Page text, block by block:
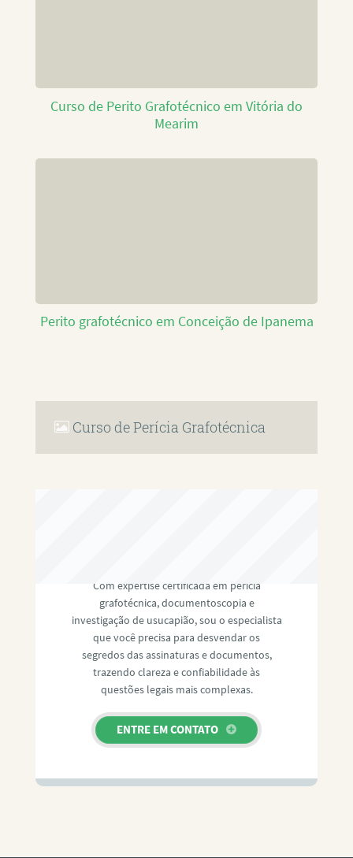
Curso de Perito Grafotécnico em Vitória do
Mearim
Perito grafotécnico em Conceição de Ipanema
Curso de Perícia Grafotécnica
Com expertise certificada em perícia
grafotécnica, documentoscopia e
investigação de usucapião, sou o especialista
que você precisa para desvendar os
segredos das assinaturas e documentos,
trazendo clareza e confiabilidade às
questões legais mais complexas.
ENTRE EM CONTATO